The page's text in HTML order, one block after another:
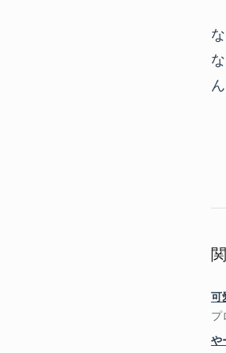
可
プ
や